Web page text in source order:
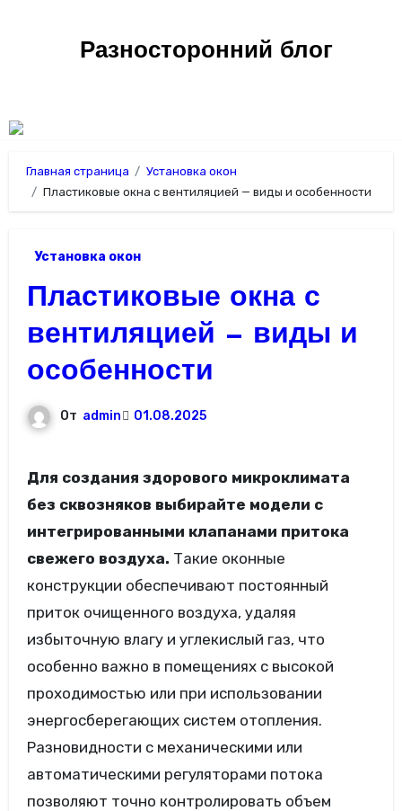
содержимомуРазносторонний блог
Главная страница
Установка окон
Пластиковые окна с вентиляцией — виды и особенности
Установка окон
Пластиковые окна с
вентиляцией — виды и
особенности
От admin 01.08.2025
Для создания здорового микроклимата
без сквозняков выбирайте модели с
интегрированными клапанами притока
свежего воздуха. Такие оконные
конструкции обеспечивают постоянный
приток очищенного воздуха, удаляя
избыточную влагу и углекислый газ, что
особенно важно в помещениях с высокой
проходимостью или при использовании
энергосберегающих систем отопления.
Разновидности с механическими или
автоматическими регуляторами потока
позволяют точно контролировать объем